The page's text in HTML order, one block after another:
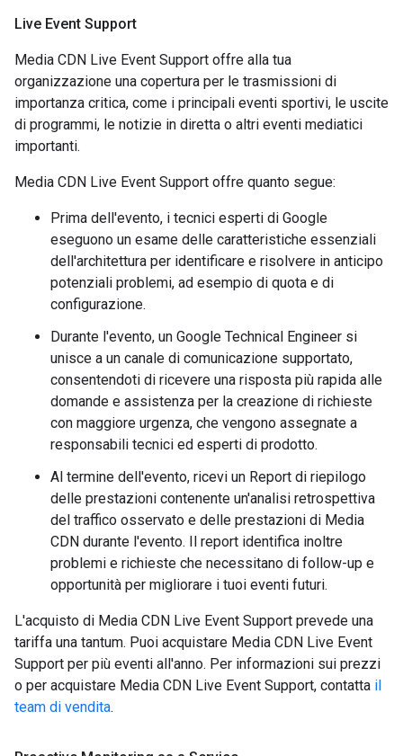
Live Event Support
Media CDN Live Event Support offre alla tua
organizzazione una copertura per le trasmissioni di
importanza critica, come i principali eventi sportivi, le uscite
di programmi, le notizie in diretta o altri eventi mediatici
importanti.
Media CDN Live Event Support offre quanto segue:
Prima dell'evento, i tecnici esperti di Google
eseguono un esame delle caratteristiche essenziali
dell'architettura per identificare e risolvere in anticipo
potenziali problemi, ad esempio di quota e di
configurazione.
Durante l'evento, un Google Technical Engineer si
unisce a un canale di comunicazione supportato,
consentendoti di ricevere una risposta più rapida alle
domande e assistenza per la creazione di richieste
con maggiore urgenza, che vengono assegnate a
responsabili tecnici ed esperti di prodotto.
Al termine dell'evento, ricevi un Report di riepilogo
delle prestazioni contenente un'analisi retrospettiva
del traffico osservato e delle prestazioni di Media
CDN durante l'evento. Il report identifica inoltre
problemi e richieste che necessitano di follow-up e
opportunità per migliorare i tuoi eventi futuri.
L'acquisto di Media CDN Live Event Support prevede una
tariffa una tantum. Puoi acquistare Media CDN Live Event
Support per più eventi all'anno. Per informazioni sui prezzi
o per acquistare Media CDN Live Event Support, contatta il
team di vendita.